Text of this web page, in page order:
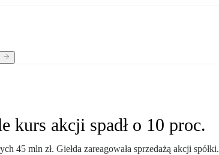
kurs akcji spadł o 10 proc.
45 mln zł. Giełda zareagowała sprzedażą akcji spółki.